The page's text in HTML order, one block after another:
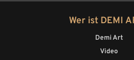
Wer ist DEMI
Demi Art
Video